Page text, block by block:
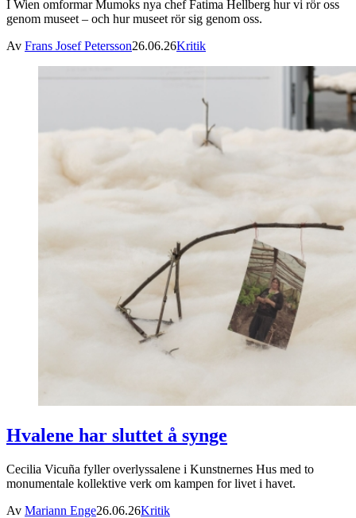
I Wien omformar Mumoks nya chef Fatima Hellberg hur vi rör oss
genom museet – och hur museet rör sig genom oss.
Av Frans Josef Petersson26.06.26Kritik
Hvalene har sluttet å synge
Cecilia Vicuña fyller overlyssalene i Kunstnernes Hus med to
monumentale kollektive verk om kampen for livet i havet.
Av Mariann Enge26.06.26Kritik